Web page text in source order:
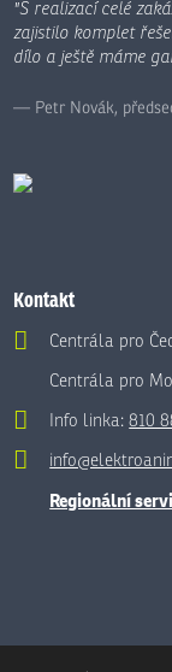
"S realizací celé
zajistilo komplet
dílo a ještě máme
Petr Novák,
Kontakt
Centrála pro
Centrála pro
Info linka:810
Regionální